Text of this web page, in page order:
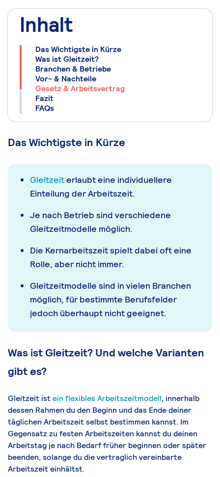
Inhalt
Das Wichtigste in Kürze
Was ist Gleitzeit?
Branchen & Betriebe
Vor- & Nachteile
Gesetz & Arbeitsvertrag
Fazit
FAQs
Das Wichtigste in Kürze
Gleitzeiterlaubt eine individuellere
Einteilung der Arbeitszeit.
Je nach Betrieb sind verschiedene
Gleitzeitmodelle möglich.
Die Kernarbeitszeit spielt dabei oft eine
Rolle, aber nicht immer.
Gleitzeitmodelle sind in vielen Branchen
möglich, für bestimmte Berufsfelder
jedoch überhaupt nicht geeignet.
Was ist Gleitzeit? Und welche Varianten
gibt es?
Gleitzeit istein flexibles Arbeitszeitmodell, innerhalb
dessen Rahmen du den Beginn und das Ende deiner
täglichen Arbeitszeit selbst bestimmen kannst. Im
Gegensatz zu festen Arbeitszeiten kannst du deinen
Arbeitstag je nach Bedarf früher beginnen oder später
beenden, solange du die vertraglich vereinbarte
Arbeitszeit einhältst.